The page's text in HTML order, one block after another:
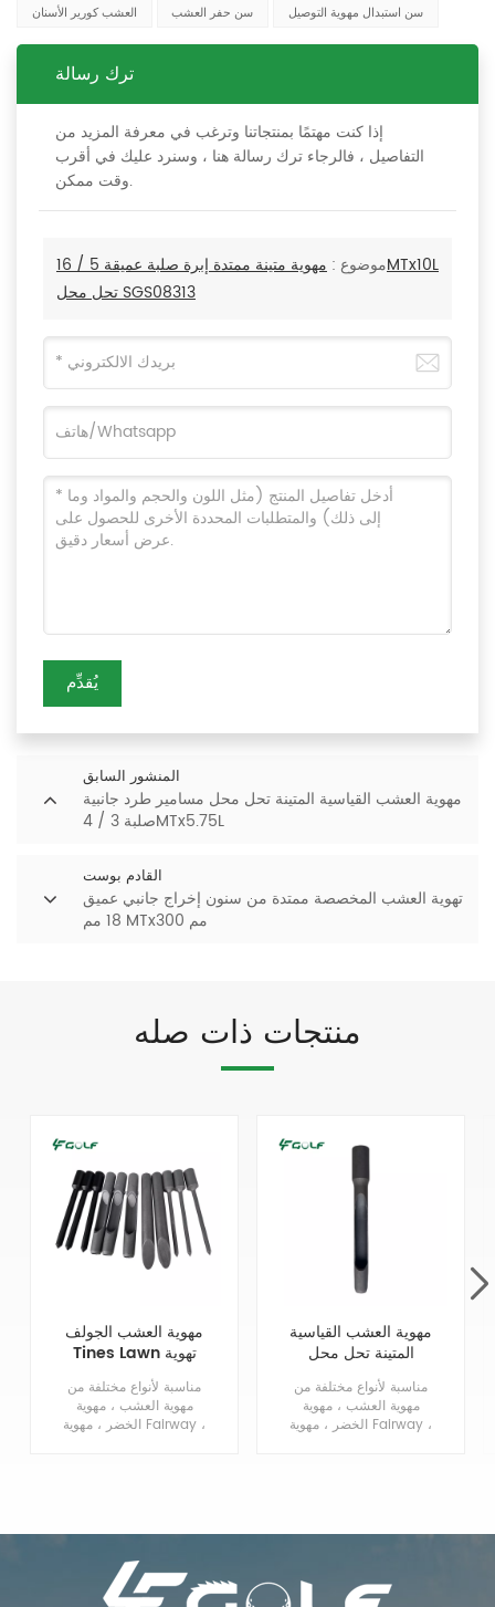
العشب كورير الأسنان
سن حفر العشب سن استبدال مهوية التوصيل
ترك رسالة
إذا كنت مهتمًا بمنتجاتنا وترغب في معرفة المزيد من
التفاصيل ، فالرجاء ترك رسالة هنا ، وسنرد عليك في أقرب
وقت ممكن.
موضوع :
مهوية متينة ممتدة إبرة صلبة عميقة 5 / 16MTx10L
تحل محل SGS08313
يُقدِّم
المنشور السابق
مهوية العشب القياسية المتينة تحل محل مسامير طرد جانبية
صلبة 3 / 4MTx5.75L
القادم بوست
تهوية العشب المخصصة ممتدة من سنون إخراج جانبي عميق
18 مم MTx300 مم
منتجات ذات صله
مهوية العشب الجولف
Tines Lawn تهوية
Tines استبدال
مناسبة لأنواع مختلفة من
مهوية العشب ، مهوية
الخضر ، مهوية Fairway ،
مهوية العشب القياسية
المتينة تحل محل
مسامير طرد جانبية
صلبة 3 / 4MTx5.75L
مناسبة لأنواع مختلفة من
مهوية العشب ، مهوية
الخضر ، مهوية Fairway ،